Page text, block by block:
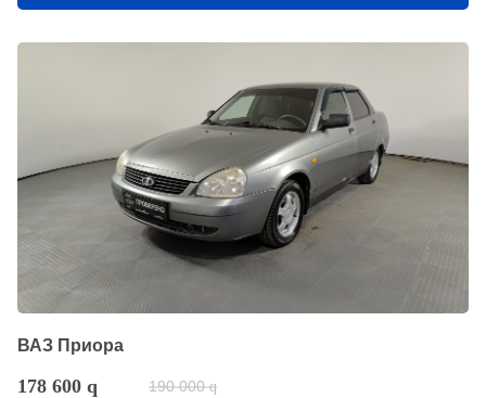
ВАЗ Приора
178 600 q 190 000 q